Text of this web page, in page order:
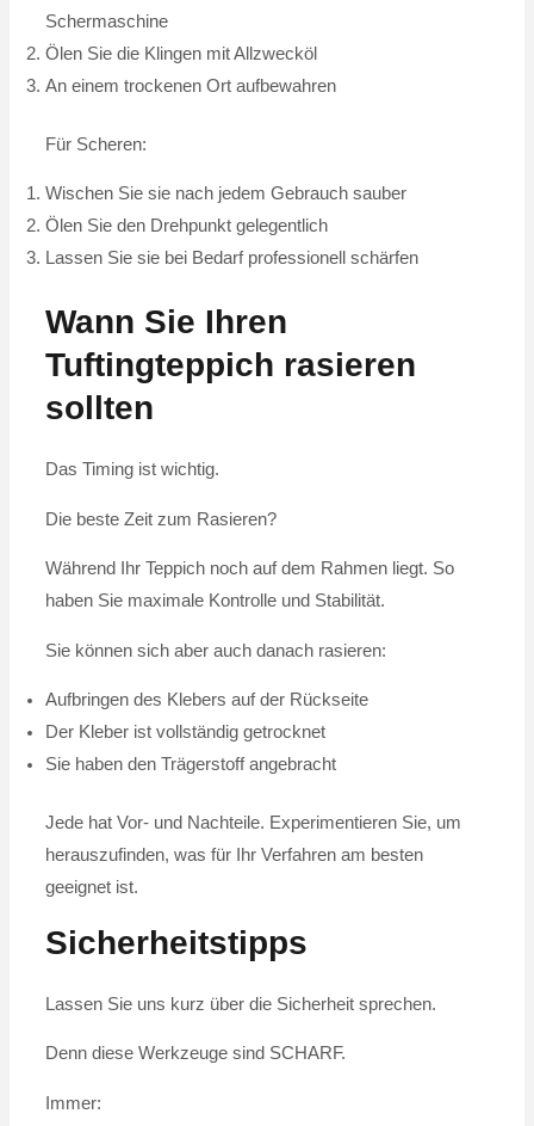
Schermaschine
Ölen Sie die Klingen mit Allzwecköl
An einem trockenen Ort aufbewahren
Für Scheren:
Wischen Sie sie nach jedem Gebrauch sauber
Ölen Sie den Drehpunkt gelegentlich
Lassen Sie sie bei Bedarf professionell schärfen
Wann Sie Ihren
Tuftingteppich rasieren
sollten
Das Timing ist wichtig.
Die beste Zeit zum Rasieren?
Während Ihr Teppich noch auf dem Rahmen liegt. So
haben Sie maximale Kontrolle und Stabilität.
Sie können sich aber auch danach rasieren:
Aufbringen des Klebers auf der Rückseite
Der Kleber ist vollständig getrocknet
Sie haben den Trägerstoff angebracht
Jede hat Vor- und Nachteile. Experimentieren Sie, um
herauszufinden, was für Ihr Verfahren am besten
geeignet ist.
Sicherheitstipps
Lassen Sie uns kurz über die Sicherheit sprechen.
Denn diese Werkzeuge sind SCHARF.
Immer: